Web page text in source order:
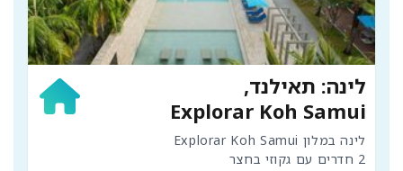
לינה: תאילנד,
Explorar Koh Samui